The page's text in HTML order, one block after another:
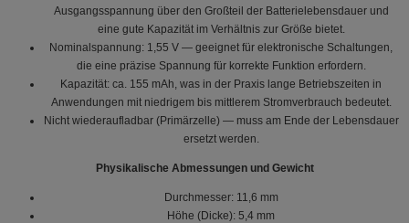
Ausgangsspannung über den Großteil der Batterielebensdauer und
eine gute Kapazität im Verhältnis zur Größe bietet.
Nominalspannung: 1,55 V — geeignet für elektronische Schaltungen,
die eine präzise Spannung für korrekte Funktion erfordern.
Kapazität: ca. 155 mAh, was in der Praxis lange Betriebszeiten in
Anwendungen mit niedrigem bis mittlerem Stromverbrauch bedeutet.
Nicht wiederaufladbar (Primärzelle) — muss am Ende der Lebensdauer
ersetzt werden.
Physikalische Abmessungen und Gewicht
Durchmesser: 11,6 mm
Höhe (Dicke): 5,4 mm